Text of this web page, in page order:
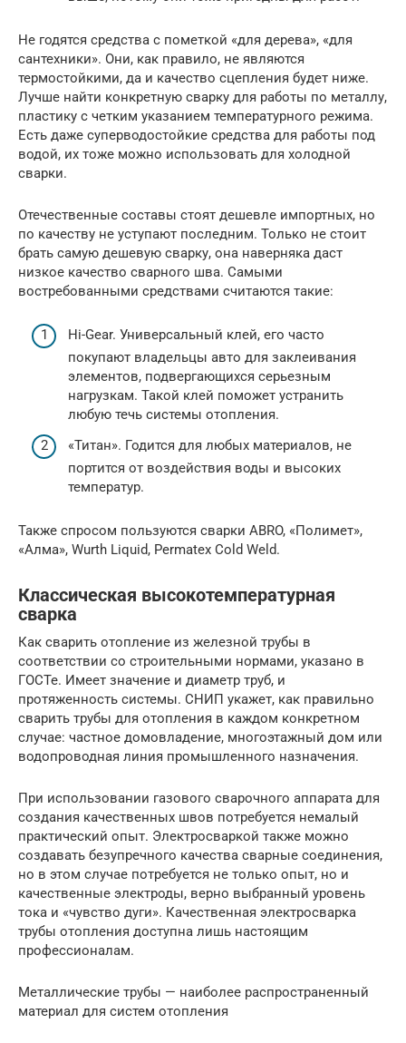
Не годятся средства с пометкой «для дерева», «для
сантехники». Они, как правило, не являются
термостойкими, да и качество сцепления будет ниже.
Лучше найти конкретную сварку для работы по металлу,
пластику с четким указанием температурного режима.
Есть даже суперводостойкие средства для работы под
водой, их тоже можно использовать для холодной
сварки.
Отечественные составы стоят дешевле импортных, но
по качеству не уступают последним. Только не стоит
брать самую дешевую сварку, она наверняка даст
низкое качество сварного шва. Самыми
востребованными средствами считаются такие:
Hi-Gear. Универсальный клей, его часто
покупают владельцы авто для заклеивания
элементов, подвергающихся серьезным
нагрузкам. Такой клей поможет устранить
любую течь системы отопления.
«Титан». Годится для любых материалов, не
портится от воздействия воды и высоких
температур.
Также спросом пользуются сварки ABRO, «Полимет»,
«Алма», Wurth Liquid, Permatex Cold Weld.
Классическая высокотемпературная
сварка
Как сварить отопление из железной трубы в
соответствии со строительными нормами, указано в
ГОСТе. Имеет значение и диаметр труб, и
протяженность системы. СНИП укажет, как правильно
сварить трубы для отопления в каждом конкретном
случае: частное домовладение, многоэтажный дом или
водопроводная линия промышленного назначения.
При использовании газового сварочного аппарата для
создания качественных швов потребуется немалый
практический опыт. Электросваркой также можно
создавать безупречного качества сварные соединения,
но в этом случае потребуется не только опыт, но и
качественные электроды, верно выбранный уровень
тока и «чувство дуги». Качественная электросварка
трубы отопления доступна лишь настоящим
профессионалам.
Металлические трубы — наиболее распространенный
материал для систем отопления